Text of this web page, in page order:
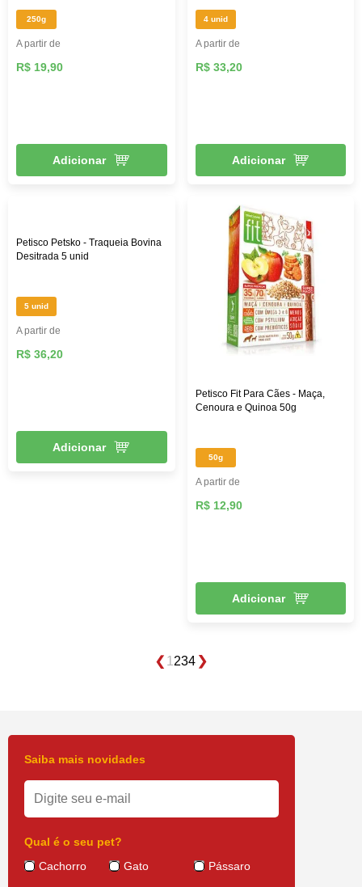
250g
A partir de
R$ 19,90
Adicionar
4 unid
A partir de
R$ 33,20
Adicionar
Petisco Petsko - Traqueia Bovina
Desitrada 5 unid
5 unid
A partir de
R$ 36,20
Adicionar
Petisco Fit Para Cães - Maça,
Cenoura e Quinoa 50g
50g
A partir de
R$ 12,90
Adicionar
1 234
Saiba mais novidades
Qual é o seu pet?
Cachorro
Gato Pássaro